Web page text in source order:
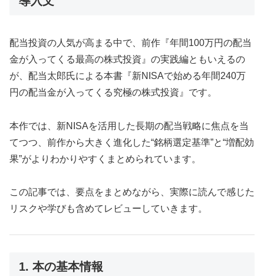
配当投資の人気が高まる中で、前作『年間100万円の配当
金が入ってくる最高の株式投資』の実践編ともいえるの
が、配当太郎氏による本書『新NISAで始める年間240万
円の配当金が入ってくる究極の株式投資』です。
本作では、新NISAを活用した長期の配当戦略に焦点を当
てつつ、前作から大きく進化した“銘柄選定基準”と“増配効
果”がよりわかりやすくまとめられています。
この記事では、要点をまとめながら、実際に読んで感じた
リスクや学びも含めてレビューしていきます。
1. 本の基本情報